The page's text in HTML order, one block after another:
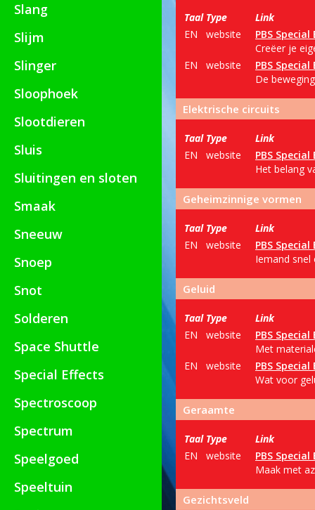
Slang
Slijm
Slinger
Sloophoek
Slootdieren
Sluis
Sluitingen en sloten
Smaak
Sneeuw
Snoep
Snot
Solderen
Space Shuttle
Special Effects
Spectroscoop
Spectrum
Speelgoed
Speeltuin
Taal Type
Link
EN
website
PBS Special
Creëer je
EN
website
PBS Special
De
Elektrische circuits
Taal Type
Link
EN
website
PBS Special
Het belang
Geheimzinnige vormen
Taal Type
Link
EN
website
PBS Special
Iemand
Geluid
Taal Type
Link
EN
website
PBS Special
Met
EN
website
PBS Special
Wat voor
Geraamte
Taal Type
Link
EN
website
PBS Special
Maak met
Gezichtsveld